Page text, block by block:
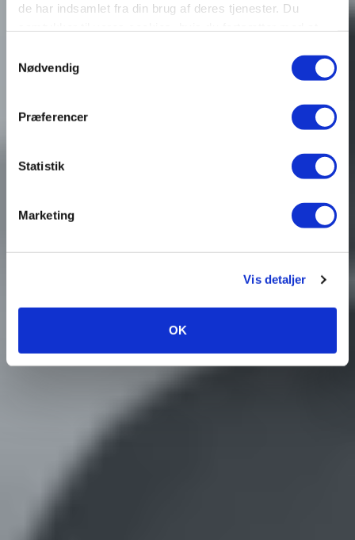
de har indsamlet fra din brug af deres tjenester. Du
Nødvendig
Præferencer
Statistik
Marketing
Vis detaljer
OK